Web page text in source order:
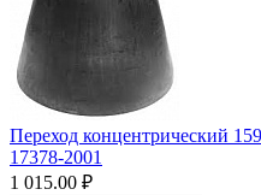
Переход концентрический
17378-2001
1 015.00 ₽